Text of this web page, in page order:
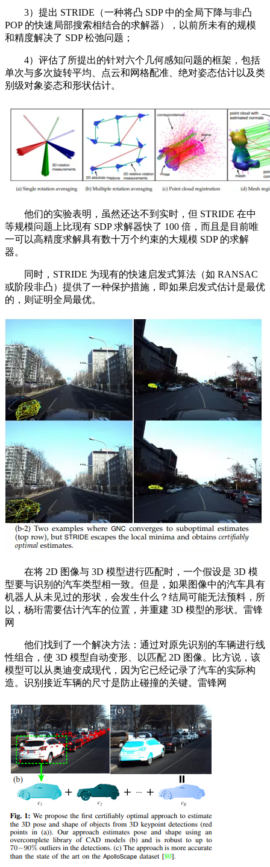
3）提出 STRIDE（一种将凸 SDP 中的全局下降与非凸
POP 的快速局部搜索相结合的求解器），以前所未有的规模
和精度解决了 SDP 松弛问题；
4）评估了所提出的针对六个几何感知问题的框架，包括
单次与多次旋转平均、点云和网格配准、绝对姿态估计以及类
别级对象姿态和形状估计。
他们的实验表明，虽然还达不到实时，但 STRIDE 在中
等规模问题上比现有 SDP 求解器快了 100 倍，而且是目前唯
一可以高精度求解具有数十万个约束的大规模 SDP 的求解
器。
同时，STRIDE 为现有的快速启发式算法（如 RANSAC
或阶段非凸）提供了一种保护措施，即如果启发式估计是最优
的，则证明全局最优。
在将 2D 图像与 3D 模型进行匹配时，一个假设是 3D 模
型要与识别的汽车类型相一致。但是，如果图像中的汽车具有
机器人从未见过的形状，会发生什么？结局可能无法预料，所
以，杨珩需要估计汽车的位置，并重建 3D 模型的形状。雷锋
网
他们找到了一个解决方法：通过对原先识别的车辆进行线
性组合，使 3D 模型自动变形、以匹配 2D 图像。比方说，该
模型可以从奥迪变成现代，因为它已经记录了汽车的实际构
造。识别接近车辆的尺寸是防止碰撞的关键。雷锋网